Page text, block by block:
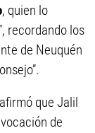
, quien lo
recordando los
de Neuquén
afirmó que Jalil
de